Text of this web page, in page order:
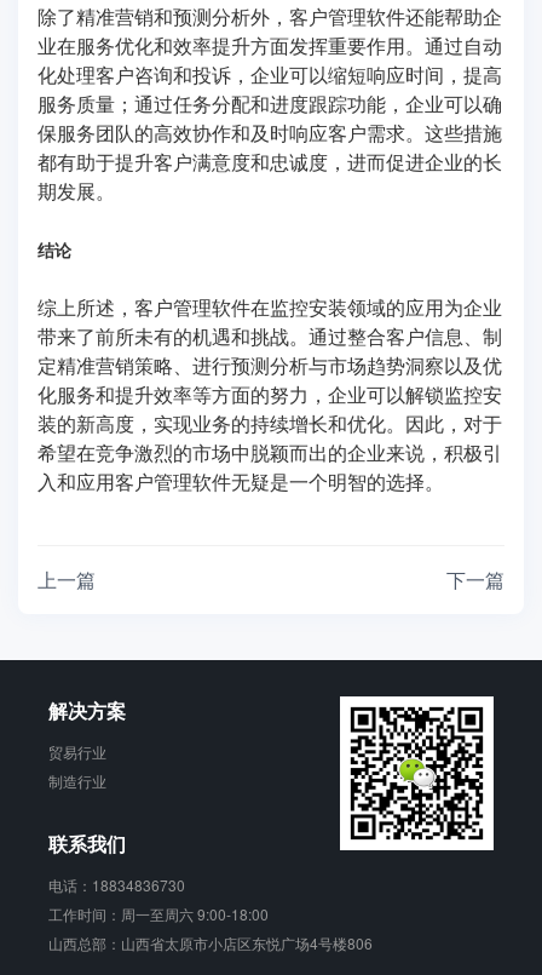
除了精准营销和预测分析外，客户管理软件还能帮助企
业在服务优化和效率提升方面发挥重要作用。通过自动
化处理客户咨询和投诉，企业可以缩短响应时间，提高
服务质量；通过任务分配和进度跟踪功能，企业可以确
保服务团队的高效协作和及时响应客户需求。这些措施
都有助于提升客户满意度和忠诚度，进而促进企业的长
期发展。
结论
综上所述，客户管理软件在监控安装领域的应用为企业
带来了前所未有的机遇和挑战。通过整合客户信息、制
定精准营销策略、进行预测分析与市场趋势洞察以及优
化服务和提升效率等方面的努力，企业可以解锁监控安
装的新高度，实现业务的持续增长和优化。因此，对于
希望在竞争激烈的市场中脱颖而出的企业来说，积极引
入和应用客户管理软件无疑是一个明智的选择。
上一篇 下一篇
解决方案
贸易行业
制造行业
联系我们
电话：18834836730
工作时间：周一至周六 9:00-18:00
山西总部：山西省太原市小店区东悦广场4号楼806